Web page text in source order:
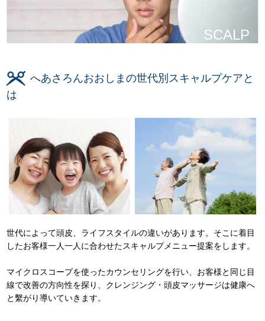
SCALP
へあさろんおおしまの世代別スキャルプケアと
は
世代によって頭皮、ライフスタイルの違いがあります。そこに着目
したお客様一人一人に合わせたスキャルプメニュー提案をします。
マイクロスコープを使ったカウンセリングを行い、お客様と同じ目
線で改善の方向性を探り、クレンジング・頭皮マッサージは健康へ
と繫がり導いていきます。